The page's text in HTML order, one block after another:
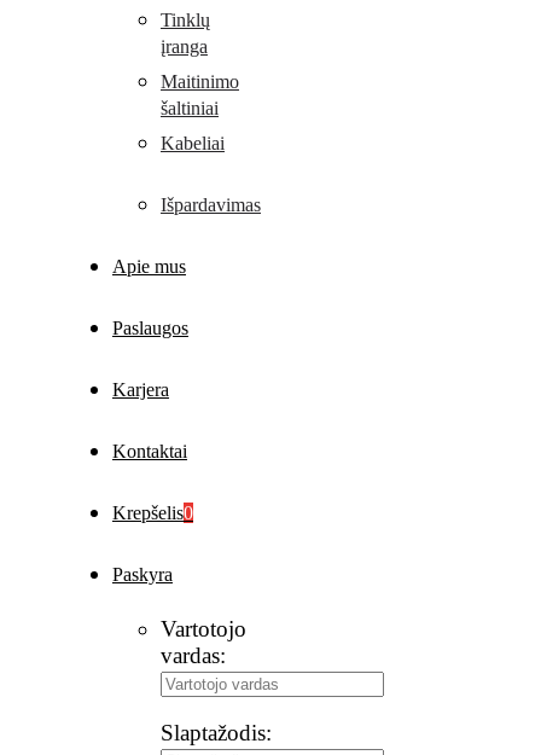
Tinklų
įranga
Maitinimo
šaltiniai
Kabeliai
Išpardavimas
Apie mus
Paslaugos
Karjera
Kontaktai
Krepšelis0
Paskyra
Vartotojo
vardas:
Slaptažodis: